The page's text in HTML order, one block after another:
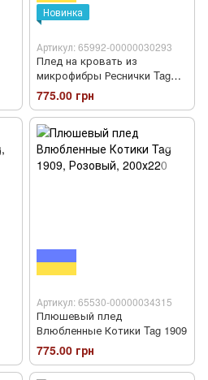
Новинка
Артикул: 65992-00000030293
Плед на кровать из
микрофибры Реснички Tag
1919
775.00 грн
Артикул: 65530-00000034315
Плюшевый плед
Влюбленные Котики Tag 1909
775.00 грн